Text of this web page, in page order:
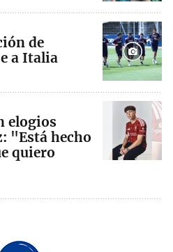
de
a Italia
elogios
"Está hecho
quiero